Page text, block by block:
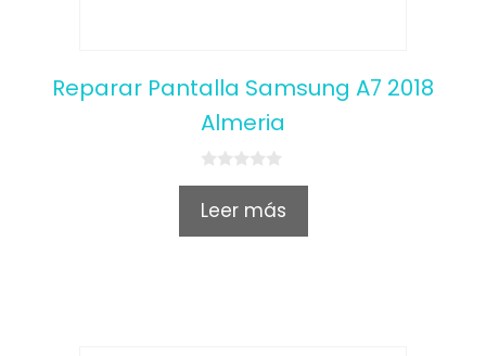
Reparar Pantalla Samsung A7 2018
Almeria
0
u
Leer más